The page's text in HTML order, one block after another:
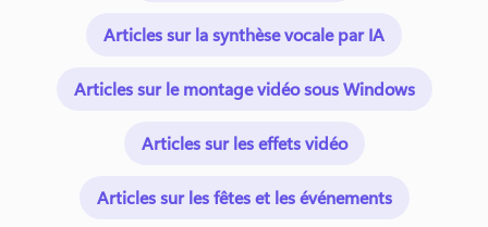
Articles sur la synthèse vocale par IA
Articles sur le montage vidéo sous Windows
Articles sur les effets vidéo
Articles sur les fêtes et les événements